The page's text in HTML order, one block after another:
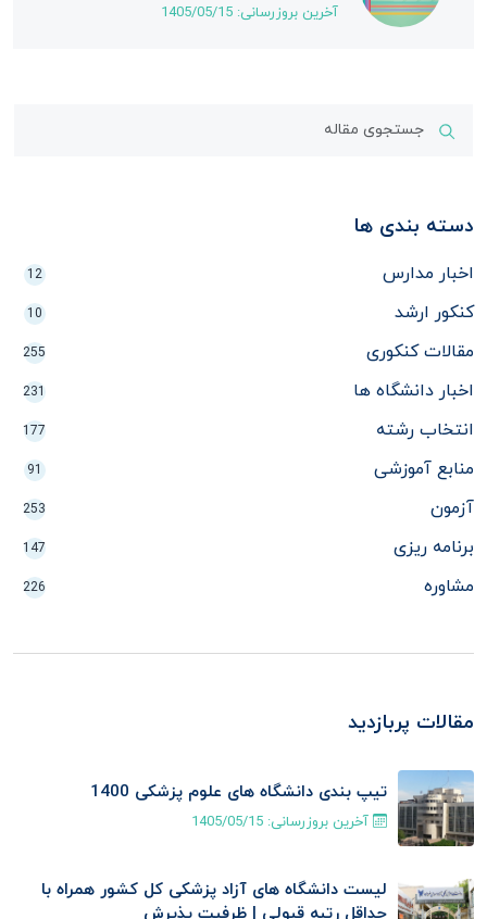
آخرین بروزرسانی: 1405/05/15
دسته بندی ها
اخبار مدارس 12
کنکور ارشد 10
مقالات کنکوری 255
اخبار دانشگاه ها 231
انتخاب رشته 177
منابع آموزشی 91
آزمون 253
برنامه ریزی 147
مشاوره 226
مقالات پربازدید
تیپ بندی دانشگاه های علوم پزشکی 1400
آخرین بروزرسانی: 1405/05/15
لیست دانشگاه های آزاد پزشکی کل کشور همراه با
حداقل رتبه قبولی | ظرفیت پذیرش